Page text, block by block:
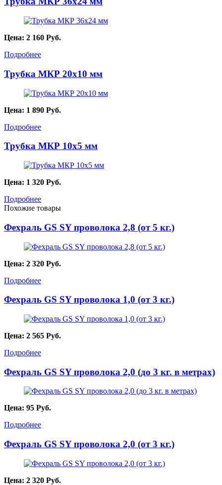
Цена: 2 160 Руб.
Подробнее
Трубка МКР 20х10 мм
Цена: 1 890 Руб.
Подробнее
Трубка МКР 10х5 мм
Цена: 1 320 Руб.
Подробнее
Похожие товары
Фехраль GS SY проволока 2,8 (от 5 кг.)
Цена: 2 320 Руб.
Подробнее
Фехраль GS SY проволока 1,0 (от 3 кг.)
Цена: 2 565 Руб.
Подробнее
Фехраль GS SY проволока 2,0 (до 3 кг. в метрах)
Цена: 95 Руб.
Подробнее
Фехраль GS SY проволока 2,0 (от 3 кг.)
Цена: 2 320 Руб.